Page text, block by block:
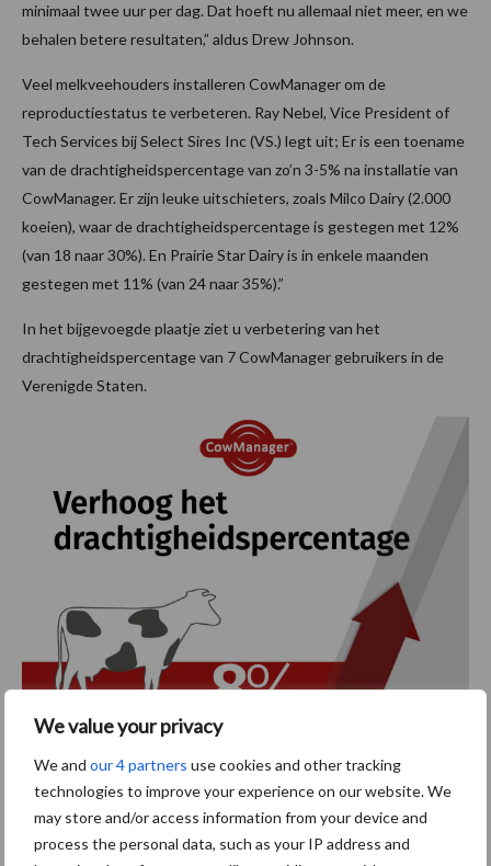
We value your privacy
We and our 4 partners use cookies and other tracking
technologies to improve your experience on our website. We
may store and/or access information from your device and
process the personal data, such as your IP address and
minimaal twee uur per dag. Dat hoeft nu allemaal niet meer, en we
behalen betere resultaten,” aldus Drew Johnson.
Veel melkveehouders installeren CowManager om de
reproductiestatus te verbeteren. Ray Nebel, Vice President of
Tech Services bij Select Sires Inc (VS.) legt uit; Er is een toename
van de drachtigheidspercentage van zo’n 3-5% na installatie van
CowManager. Er zijn leuke uitschieters, zoals Milco Dairy (2.000
koeien), waar de drachtigheidspercentage is gestegen met 12%
(van 18 naar 30%). En Prairie Star Dairy is in enkele maanden
gestegen met 11% (van 24 naar 35%).”
In het bijgevoegde plaatje ziet u verbetering van het
drachtigheidspercentage van 7 CowManager gebruikers in de
Verenigde Staten.